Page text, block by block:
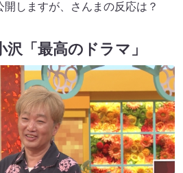
しますが、さんまの反応は？
「最高のドラマ」